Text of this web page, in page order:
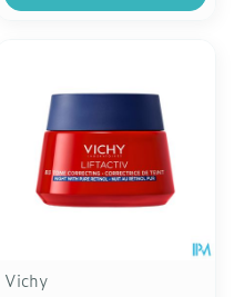
Vichy